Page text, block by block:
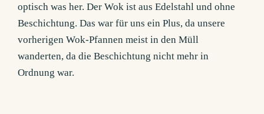
optisch was her. Der Wok ist aus Edelstahl und ohne
Beschichtung. Das war für uns ein Plus, da unsere
vorherigen Wok-Pfannen meist in den Müll
wanderten, da die Beschichtung nicht mehr in
Ordnung war.